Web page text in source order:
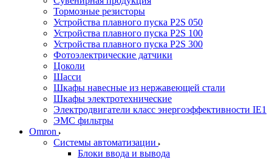
Тормозные резисторы
Устройства плавного пуска P2S 050
Устройства плавного пуска P2S 100
Устройства плавного пуска P2S 300
Фотоэлектрические датчики
Цоколи
Шасси
Шкафы навесные из нержавеющей стали
Шкафы электротехнические
Электродвигатели класс энергоэффективности IE1
ЭМС фильтры
Omron
Системы автоматизации
Блоки ввода и вывода